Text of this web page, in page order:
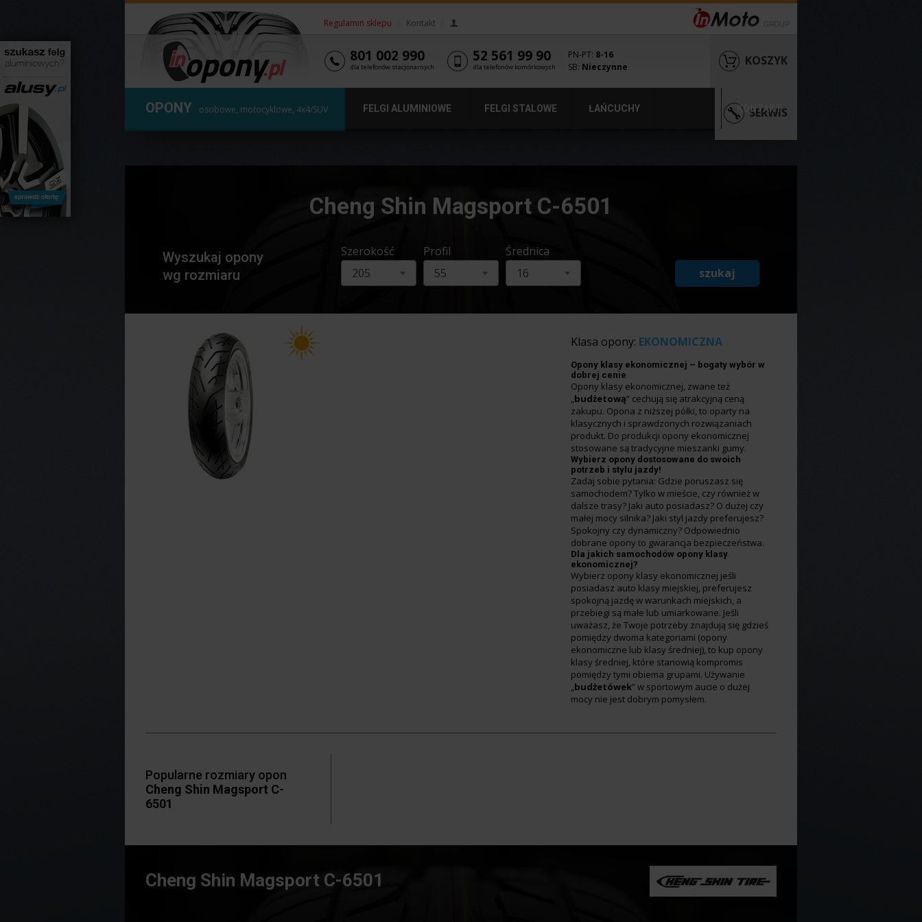
Regulamin sklepu Kontakt
801 002 990
dla telefonów stacjonarnych
52 561 99 90
dla telefonów komórkowych
PN-PT: 8-16
SB: Nieczynne KOSZYK
SERWIS
OPONY osobowe, motocyklowe, 4x4/SUV FELGI ALUMINIOWE FELGI STALOWE ŁAŃCUCHY KONTAKT
Cheng Shin Magsport C-6501
Wyszukaj opony
wg rozmiaru
Szerokość
205
Profil
55
Średnica
16
szukaj
Klasa opony: EKONOMICZNA
Opony klasy ekonomicznej – bogaty wybór w
dobrej cenie
Opony klasy ekonomicznej, zwane też
„budżetową” cechują się atrakcyjną ceną
zakupu. Opona z niższej półki, to oparty na
klasycznych i sprawdzonych rozwiązaniach
produkt. Do produkcji opony ekonomicznej
stosowane są tradycyjne mieszanki gumy.
Wybierz opony dostosowane do swoich
potrzeb i stylu jazdy!
Zadaj sobie pytania: Gdzie poruszasz się
samochodem? Tylko w mieście, czy również w
dalsze trasy? Jaki auto posiadasz? O dużej czy
małej mocy silnika? Jaki styl jazdy preferujesz?
Spokojny czy dynamiczny? Odpowiednio
dobrane opony to gwarancja bezpieczeństwa.
Dla jakich samochodów opony klasy
ekonomicznej?
Wybierz opony klasy ekonomicznej jeśli
posiadasz auto klasy miejskiej, preferujesz
spokojną jazdę w warunkach miejskich, a
przebiegi są małe lub umiarkowane. Jeśli
uważasz, że Twoje potrzeby znajdują się gdzieś
pomiędzy dwoma kategoriami (opony
ekonomiczne lub klasy średniej), to kup opony
klasy średniej, które stanowią kompromis
pomiędzy tymi obiema grupami. Używanie
„budżetówek” w sportowym aucie o dużej
mocy nie jest dobrym pomysłem.
Popularne rozmiary opon
Cheng Shin Magsport C-
6501
Cheng Shin Magsport C-6501